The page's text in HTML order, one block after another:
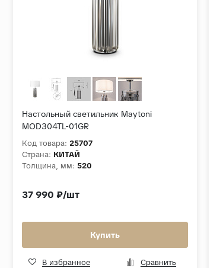
Настольный светильник Maytoni
MOD304TL-01GR
Код товара: 25707
Страна: КИТАЙ
Толщина, мм: 520
37 990 ₽/шт
Купить
В избранное Сравнить